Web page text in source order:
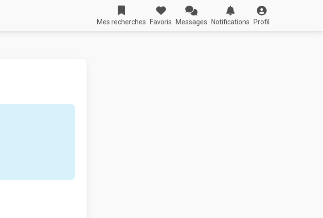
Mes recherches Favoris Messages Notifications Profil